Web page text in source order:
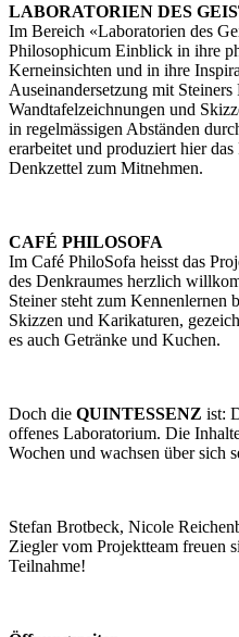
LABORATORIEN DES
Im Bereich «Laboratorien des
Philosophicum Einblick in ihre
Kerneinsichten und in ihre
Auseinandersetzung mit
Wandtafelzeichnungen und
in regelmässigen Abständen
erarbeitet und produziert hier
Denkzettel zum Mitnehmen.
CAFÉ PHILOSOFA
Im Café PhiloSofa heisst das
des Denkraumes herzlich
Steiner steht zum Kennenlernen
Skizzen und Karikaturen,
es auch Getränke und Kuchen.
Doch die QUINTESSENZ ist:
offenes Laboratorium. Die
Wochen und wachsen über sich
Stefan Brotbeck, Nicole
Ziegler vom Projektteam freuen
Teilnahme!